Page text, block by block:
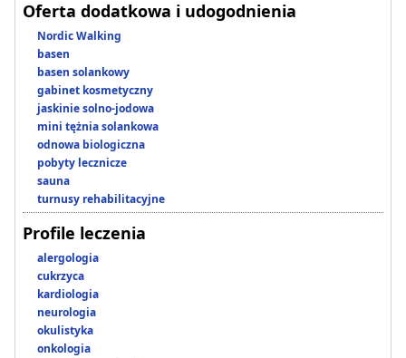
Oferta dodatkowa i udogodnienia
Nordic Walking
basen
basen solankowy
gabinet kosmetyczny
jaskinie solno-jodowa
mini tężnia solankowa
odnowa biologiczna
pobyty lecznicze
sauna
turnusy rehabilitacyjne
Profile leczenia
alergologia
cukrzyca
kardiologia
neurologia
okulistyka
onkologia